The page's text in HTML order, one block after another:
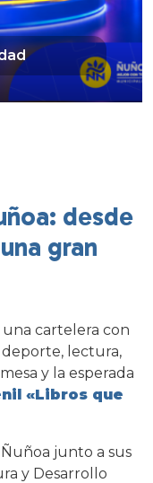
desde
gran
cartelera con
deporte, lectura,
y la esperada
«Libros que
junto a sus
y Desarrollo